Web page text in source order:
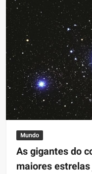
Mundo
As gigantes do
maiores